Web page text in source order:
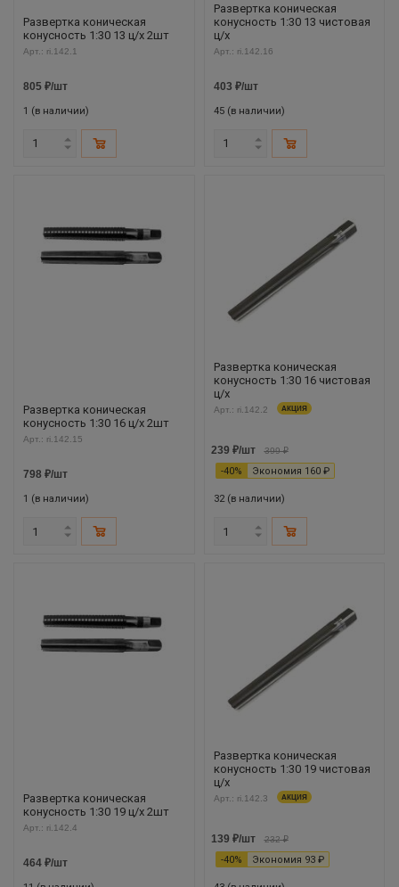
Развертка коническая
конусность 1:30 13 ц/х 2шт
Арт.: ri.142.1
805 ₽/шт
1 (в наличии)
Развертка коническая
конусность 1:30 13 чистовая
ц/х
Арт.: ri.142.16
403 ₽/шт
45 (в наличии)
Развертка коническая
конусность 1:30 16 ц/х 2шт
Арт.: ri.142.15
798 ₽/шт
1 (в наличии)
Развертка коническая
конусность 1:30 16 чистовая
ц/х
Арт.: ri.142.2 АКЦИЯ
239 ₽/шт 399₽
-40% Экономия 160₽
32 (в наличии)
Развертка коническая
конусность 1:30 19 ц/х 2шт
Арт.: ri.142.4
464 ₽/шт
Развертка коническая
конусность 1:30 19 чистовая
ц/х
Арт.: ri.142.3 АКЦИЯ
139 ₽/шт 232₽
-40% Экономия 93₽